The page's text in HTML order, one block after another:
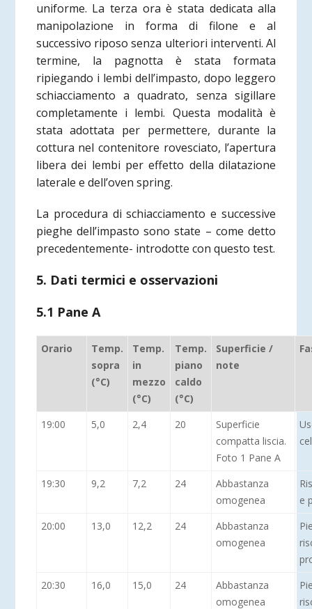
uniforme. La terza ora è stata dedicata alla
manipolazione in forma di filone e al
successivo riposo senza ulteriori interventi. Al
termine, la pagnotta è stata formata
ripiegando i lembi dell’impasto, dopo leggero
schiacciamento a quadrato, senza sigillare
completamente i lembi. Questa modalità è
stata adottata per permettere, durante la
cottura nel contenitore rovesciato, l’apertura
libera dei lembi per effetto della dilatazione
laterale e dell’oven spring.
La procedura di schiacciamento e successive
pieghe dell’impasto sono state – come detto
precedentemente- introdotte con questo test.
5. Dati termici e osservazioni
5.1 Pane A
Orario
Temp.
sopra
(°C)
Temp.
in
mezzo
(°C)
Temp.
piano
caldo
(°C)
Superficie /
note
19:00 5,0 2,4 20
Superficie
compatta liscia.
Foto 1 Pane A
19:30 9,2 7,2 24
Abbastanza
omogenea
e
20:00
13,0 12,2 24
Abbastanza
omogenea
20:30
16,0 15,0 24
Abbastanza
omogenea